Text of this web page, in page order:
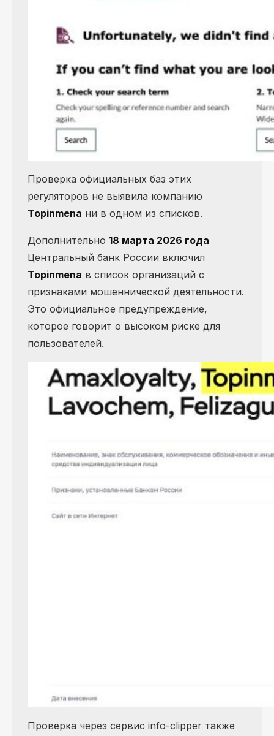
Проверка официальных баз этих
регуляторов не выявила компанию
Topinmena ни в одном из списков.
Дополнительно 18 марта 2026 года
Центральный банк России включил
Topinmena в список организаций с
признаками мошеннической деятельности.
Это официальное предупреждение,
которое говорит о высоком риске для
пользователей.
Проверка через сервис info-clipper также